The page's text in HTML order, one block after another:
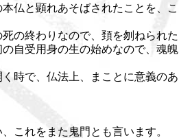
仏と顕れあそばされたことを、こ
の終わりなので、頚を刎ねられた
自受用身の生の始めなので、魂魄
時で、仏法上、まことに意義のあ
これをまた鬼門とも言います。